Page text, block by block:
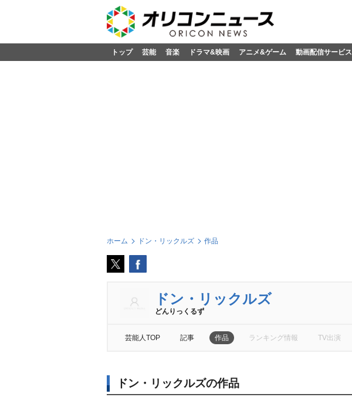
トップ 芸能 音楽 ドラマ&映画 アニメ&ゲーム 動画配信サービス
ホーム ドン・リックルズ 作品
ドン・リックルズ
どんりっくるず
芸能人TOP 記事 作品 ランキング情報 TV出演
ドン・リックルズの作品